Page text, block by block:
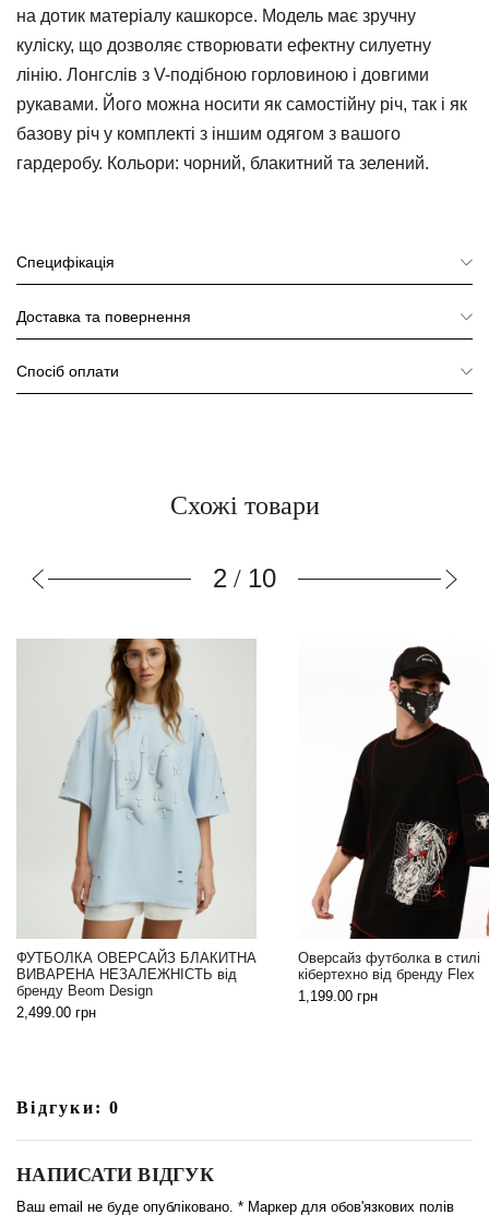
Спідниці
на дотик матеріалу кашкорсе. Модель має зручну
куліску, що дозволяє створювати ефектну силуетну
лінію. Лонгслів з V-подібною горловиною і довгими
рукавами. Його можна носити як самостійну річ, так і як
базову річ у комплекті з іншим одягом з вашого
гардеробу. Кольори: чорний, блакитний та зелений.
Специфікація
Доставка та повернення
Спосіб оплати
Схожі товари
2 / 10
ФУТБОЛКА ОВЕРСАЙЗ БЛАКИТНА
ВИВАРЕНА НЕЗАЛЕЖНІСТЬ від
бренду Beom Design
2,499.00 грн
Оверсайз футболка в стилі
кібертехно від бренду Flex
1,199.00 грн
Відгуки: 0
НАПИСАТИ ВІДГУК
Ваш email не буде опубліковано. * Маркер для обов'язкових полів